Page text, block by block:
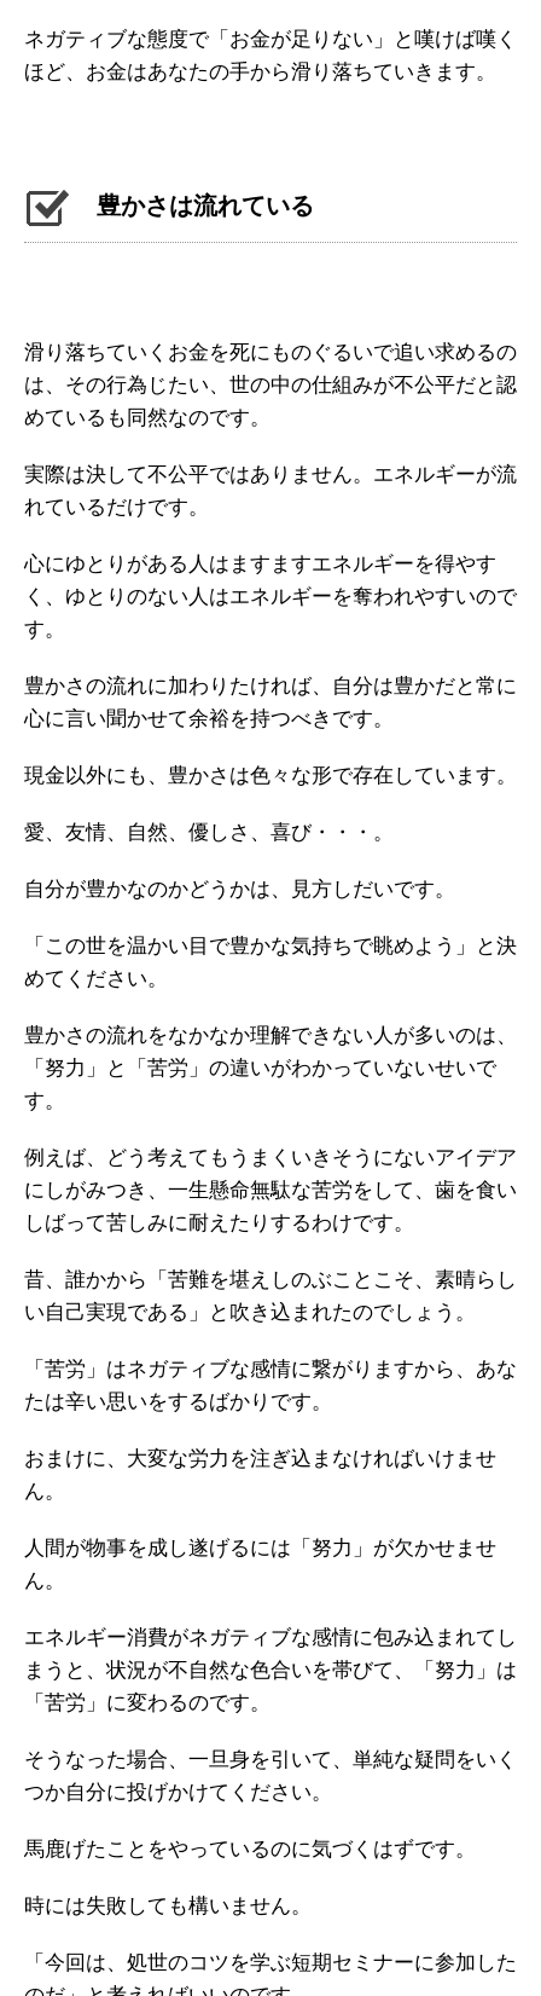
ネガティブな態度で「お金が足りない」と嘆けば嘆く
ほど、お金はあなたの手から滑り落ちていきます。
豊かさは流れている
滑り落ちていくお金を死にものぐるいで追い求めるの
は、その行為じたい、世の中の仕組みが不公平だと認
めているも同然なのです。
実際は決して不公平ではありません。エネルギーが流
れているだけです。
心にゆとりがある人はますますエネルギーを得やす
く、ゆとりのない人はエネルギーを奪われやすいので
す。
豊かさの流れに加わりたければ、自分は豊かだと常に
心に言い聞かせて余裕を持つべきです。
現金以外にも、豊かさは色々な形で存在しています。
愛、友情、自然、優しさ、喜び・・・。
自分が豊かなのかどうかは、見方しだいです。
「この世を温かい目で豊かな気持ちで眺めよう」と決
めてください。
豊かさの流れをなかなか理解できない人が多いのは、
「努力」と「苦労」の違いがわかっていないせいで
す。
例えば、どう考えてもうまくいきそうにないアイデア
にしがみつき、一生懸命無駄な苦労をして、歯を食い
しばって苦しみに耐えたりするわけです。
昔、誰かから「苦難を堪えしのぶことこそ、素晴らし
い自己実現である」と吹き込まれたのでしょう。
「苦労」はネガティブな感情に繋がりますから、あな
たは辛い思いをするばかりです。
おまけに、大変な労力を注ぎ込まなければいけませ
ん。
人間が物事を成し遂げるには「努力」が欠かせませ
ん。
エネルギー消費がネガティブな感情に包み込まれてし
まうと、状況が不自然な色合いを帯びて、「努力」は
「苦労」に変わるのです。
そうなった場合、一旦身を引いて、単純な疑問をいく
つか自分に投げかけてください。
馬鹿げたことをやっているのに気づくはずです。
時には失敗しても構いません。
「今回は、処世のコツを学ぶ短期セミナーに参加した